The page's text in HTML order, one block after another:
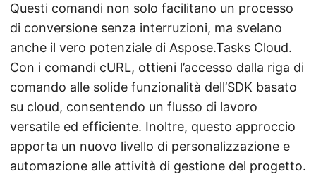
Questi comandi non solo facilitano un processo
di conversione senza interruzioni, ma svelano
anche il vero potenziale di Aspose.Tasks Cloud.
Con i comandi cURL, ottieni l’accesso dalla riga di
comando alle solide funzionalità dell’SDK basato
su cloud, consentendo un flusso di lavoro
versatile ed efficiente. Inoltre, questo approccio
apporta un nuovo livello di personalizzazione e
automazione alle attività di gestione del progetto.